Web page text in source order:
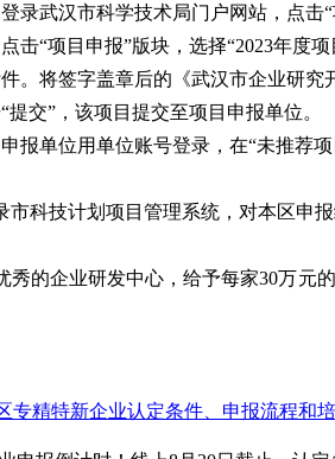
录武汉市科学技术局门户网站，点
击“项目申报”版块，选择“2023年度
。将签字盖章后的《武汉市企业研
提交”，该项目提交至项目申报单位。
报单位用单位账号登录，在“未推荐
市科技计划项目管理系统，对本区申
秀的企业研发中心，给予每家30万元
专精特新企业认定条件、申报流程和